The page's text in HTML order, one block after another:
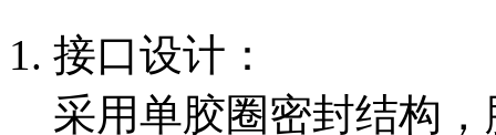
接口设计：
采用单胶圈密封结构